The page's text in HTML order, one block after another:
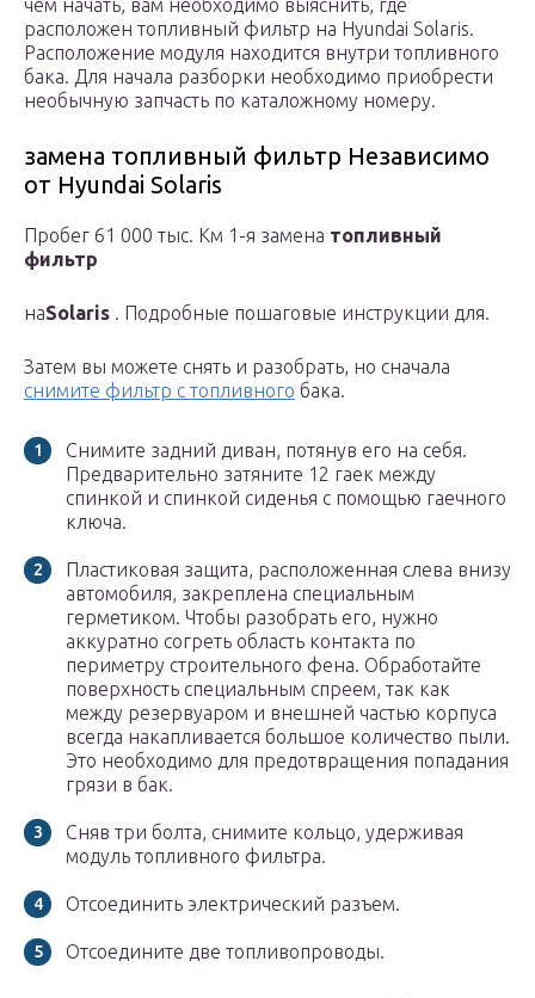
чем начать, вам необходимо выяснить, где
расположен топливный фильтр на Hyundai Solaris.
Расположение модуля находится внутри топливного
бака. Для начала разборки необходимо приобрести
необычную запчасть по каталожному номеру.
замена топливный фильтр Независимо
от Hyundai Solaris
Пробег 61 000 тыс. Км 1-я замена топливный
фильтр
наSolaris . Подробные пошаговые инструкции для.
Затем вы можете снять и разобрать, но сначала
снимите фильтр с топливного бака.
Снимите задний диван, потянув его на себя.
Предварительно затяните 12 гаек между
спинкой и спинкой сиденья с помощью гаечного
ключа.
Пластиковая защита, расположенная слева внизу
автомобиля, закреплена специальным
герметиком. Чтобы разобрать его, нужно
аккуратно согреть область контакта по
периметру строительного фена. Обработайте
поверхность специальным спреем, так как
между резервуаром и внешней частью корпуса
всегда накапливается большое количество пыли.
Это необходимо для предотвращения попадания
грязи в бак.
Сняв три болта, снимите кольцо, удерживая
модуль топливного фильтра.
Отсоединить электрический разъем.
Отсоедините две топливопроводы.